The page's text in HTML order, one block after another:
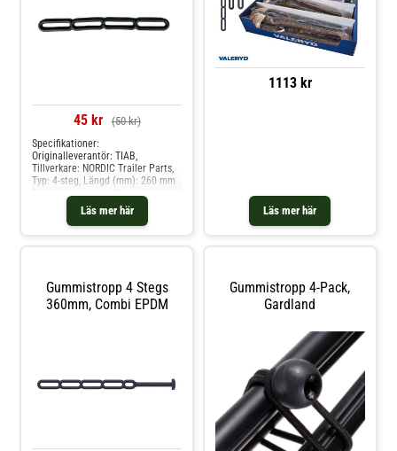
45 kr (50 kr)
Läs mer här
Specifikationer:
Originalleverantör: TIAB,
Tillverkare: NORDIC Trailer Parts,
Typ: 4-steg, Längd (mm): 260 mm
Produkten passar dessa
bilmodelle: universal
1113 kr
Läs mer här
Gummistropp 4 Stegs
360mm, Combi EPDM
Gummistropp 4-Pack,
Gardland